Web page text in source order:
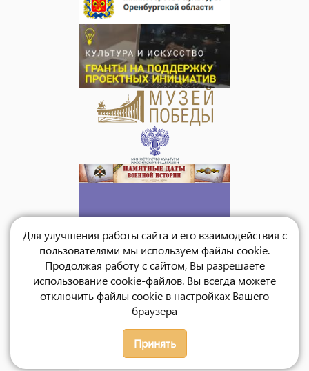
Для улучшения работы сайта и его взаимодействия с
пользователями мы используем файлы cookie.
Продолжая работу с сайтом, Вы разрешаете
использование cookie-файлов. Вы всегда можете
отключить файлы cookie в настройках Вашего
браузера
Принять